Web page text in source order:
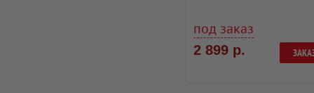
под заказ
2 899 р.